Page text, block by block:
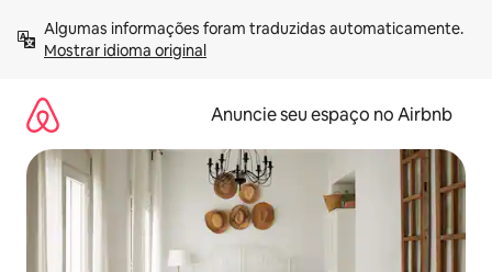
para
Mostrar idioma original
Anuncie seu espaço no Airbnb